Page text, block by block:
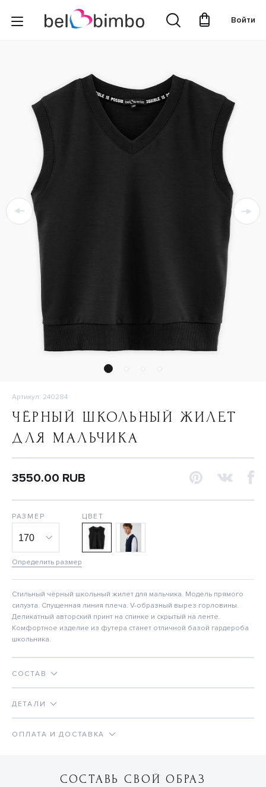
Войти
Артикул: 240284
ЧЁРНЫЙ ШКОЛЬНЫЙ ЖИЛЕТ
ДЛЯ МАЛЬЧИКА
3550.00 RUB
РАЗМЕР
Определить размер
ЦВЕТ
Стильный чёрный школьный жилет для мальчика. Модель прямого
силуэта. Спущенная линия плеча. V-образный вырез горловины.
Деликатный авторский принт на спинке и скрытый на ленте.
Комфортное изделие из футера станет отличной базой гардероба
школьника.
СОСТАВ
ДЕТАЛИ
ОПЛАТА И ДОСТАВКА
СОСТАВЬ СВОЙ ОБРАЗ